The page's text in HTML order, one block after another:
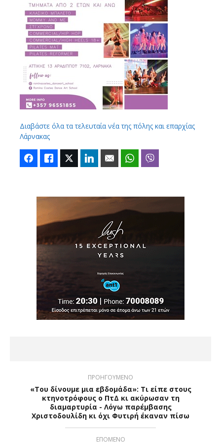
Διαβάστε όλα τα τελευταία νέα της πόλης και επαρχίας
Λάρνακας
FacebookLike Twitter LinkedIn Email WhatsApp
ΠΡΟΗΓΟΥΜΕΝΟ
«Του δίνουμε μια εβδομάδα»: Τι είπε στους
κτηνοτρόφους ο ΠτΔ κι ακύρωσαν τη
διαμαρτυρία - Λόγω παρέμβασης
Χριστοδουλίδη κι όχι Φυτιρή έκαναν πίσω
ΕΠΟΜΕΝΟ